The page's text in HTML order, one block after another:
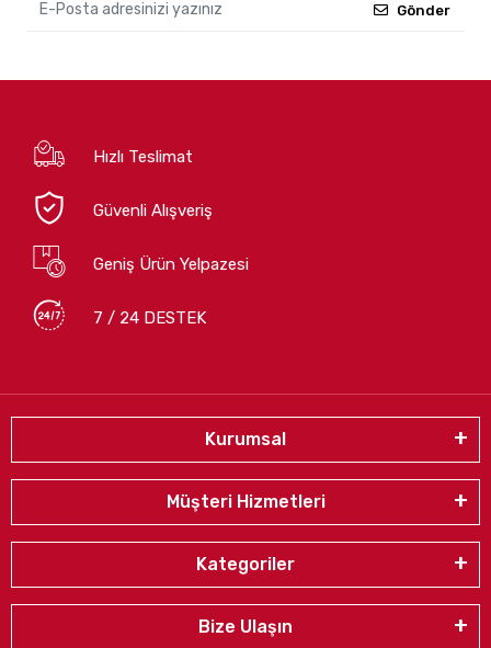
Gönder
Hızlı Teslimat
Güvenli Alışveriş
Geniş Ürün Yelpazesi
7 / 24 DESTEK
Kurumsal
Müşteri Hizmetleri
Kategoriler
Bize Ulaşın